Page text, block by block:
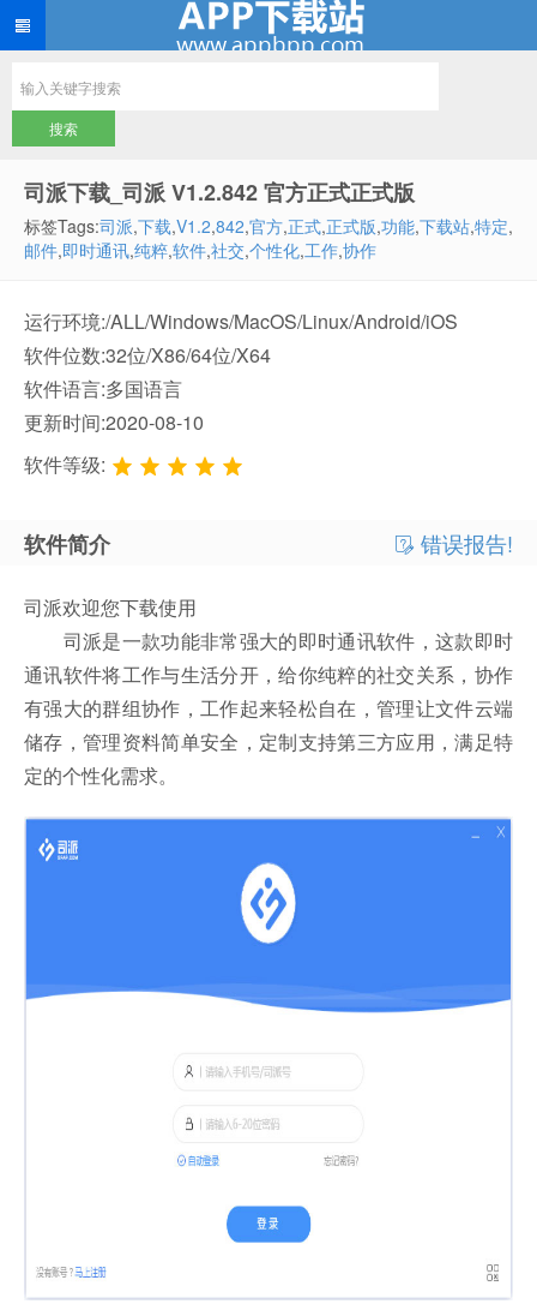
司派下载_司派 V1.2.842 官方正式正式版
标签Tags:司派,下载,V1.2,842,官方,正式,正式版,功能,下载站,特定,
邮件,即时通讯,纯粹,软件,社交,个性化,工作,协作
运行环境:/ALL/Windows/MacOS/Linux/Android/iOS
软件位数:32位/X86/64位/X64
软件语言:多国语言
更新时间:2020-08-10
软件等级:
软件简介 错误报告!
司派欢迎您下载使用
司派是一款功能非常强大的即时通讯软件，这款即时
通讯软件将工作与生活分开，给你纯粹的社交关系，协作
有强大的群组协作，工作起来轻松自在，管理让文件云端
储存，管理资料简单安全，定制支持第三方应用，满足特
定的个性化需求。